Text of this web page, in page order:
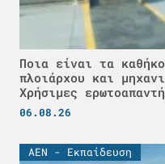
Ποια είναι τα
πλοιάρχου και
Χρήσιμες
06.08.26
ΑΕΝ - Εκπαίδευση